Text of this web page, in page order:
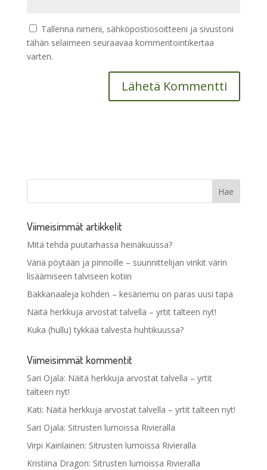
Tallenna nimeni, sähköpostiosoitteeni ja sivustoni
tähän selaimeen seuraavaa kommentointikertaa
varten.
Viimeisimmät artikkelit
Mitä tehdä puutarhassa heinäkuussa?
Väriä pöytään ja pinnoille – suunnittelijan vinkit värin
lisäämiseen talviseen kotiin
Bakkanaaleja kohden – kesäriemu on paras uusi tapa
Näitä herkkuja arvostat talvella – yrtit talteen nyt!
Kuka (hullu) tykkää talvesta huhtikuussa?
Viimeisimmät kommentit
Sari Ojala: Näitä herkkuja arvostat talvella – yrtit
talteen nyt!
Kati: Näitä herkkuja arvostat talvella – yrtit talteen nyt!
Sari Ojala: Sitrusten lumoissa Rivieralla
Virpi Kainlainen: Sitrusten lumoissa Rivieralla
Kristiina Dragon: Sitrusten lumoissa Rivieralla